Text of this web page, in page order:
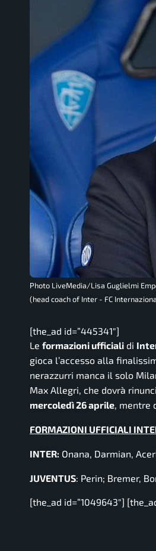
Photo LiveMedia/Lisa Guglielmi
(head coach of Inter - FC
[the_ad id=”445341″]
Le formazioni ufficiali di
gioca l’accesso alla
nerazzurri manca il solo
Max Allegri, che dovrà
mercoledì26 aprile, mentre
FORMAZIONI UFFICIALI
INTER: Onana, Darmian,
JUVENTUS: Perin; Bremer,
[the_ad id=”1049643″]